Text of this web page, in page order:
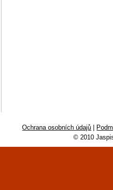
Ochrana osobních údajů
© 2010